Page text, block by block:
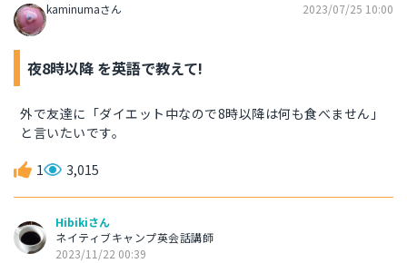
kaminumaさん 2023/07/25 10:00
夜8時以降 を英語で教えて!
外で友達に「ダイエット中なので8時以降は何も食べません」
と言いたいです。
1 3,015
Hibikiさん
ネイティブキャンプ英会話講師
2023/11/22 00:39